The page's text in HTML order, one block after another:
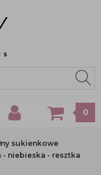
0
sukienkowe
- niebieska - resztka